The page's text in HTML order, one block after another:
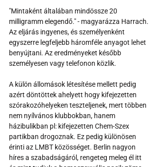
"Mintaként általában mindössze 20
milligramm elegendő." - magyarázza Harrach.
Az eljárás ingyenes, és személyenként
egyszerre legfeljebb háromféle anyagot lehet
benyújtani. Az eredményeket később
személyesen vagy telefonon közlik.
A külön állomások létesítése mellett pedig
azért döntöttek ahelyett hogy kifejezetten
szórakozóhelyeken teszteljenek, mert többen
nem nyílvános klubbokban, hanem
házibulikban pl: kifejezetten Chem-Szex
partikban drogoznak. Ez pedig különösen
érinti az LMBT közösséget. Berlin nagyon
híres a szabadságáról, rengeteg meleg él itt